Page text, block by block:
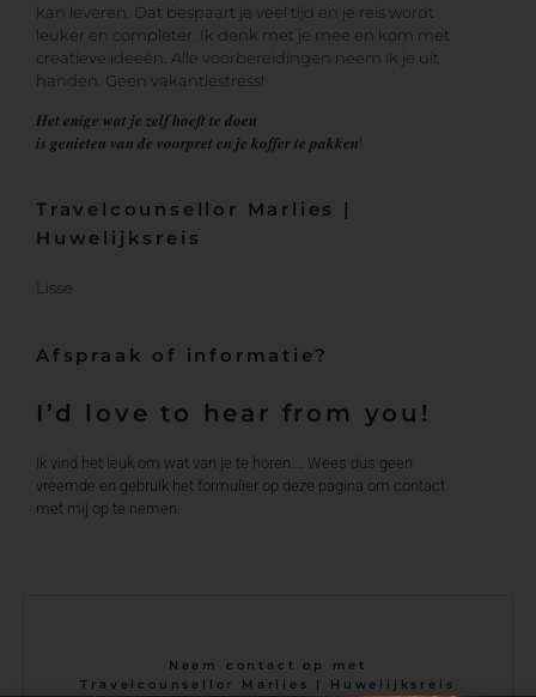
kan leveren. Dat bespaart je veel tijd en je reis wordt
leuker en completer. Ik denk met je mee en kom met
creatieve ideeën. Alle voorbereidingen neem ik je uit
handen. Geen vakantiestress!
𝑯𝒆𝒕 𝒆𝒏𝒊𝒈𝒆 𝒘𝒂𝒕 𝒋𝒆 𝒛𝒆𝒍𝒇 𝒉𝒐𝒆𝒇𝒕 𝒕𝒆 𝒅𝒐𝒆𝒏
𝒊𝒔 𝒈𝒆𝒏𝒊𝒆𝒕𝒆𝒏 𝒗𝒂𝒏 𝒅𝒆 𝒗𝒐𝒐𝒓𝒑𝒓𝒆𝒕 𝒆𝒏 𝒋𝒆 𝒌𝒐𝒇𝒇𝒆𝒓 𝒕𝒆 𝒑𝒂𝒌𝒌𝒆𝒏!
Travelcounsellor Marlies |
Huwelijksreis
Lisse
Afspraak of informatie?
I’d love to hear from you!
Ik vind het leuk om wat van je te horen…. Wees dus geen
vreemde en gebruik het formulier op deze pagina om contact
met mij op te nemen.
Neem contact op met
Travelcounsellor Marlies | Huwelijksreis